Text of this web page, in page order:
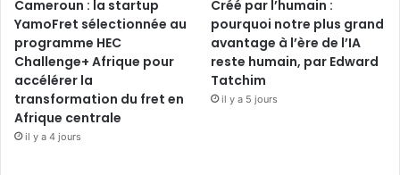
Cameroun : la startup
YamoFret sélectionnée au
programme HEC
Challenge+ Afrique pour
accélérer la
transformation du fret en
Afrique centrale
il y a 4 jours
Créé par l’humain :
pourquoi notre plus grand
avantage à l’ère de l’IA
reste humain, par Edward
Tatchim
il y a 5 jours